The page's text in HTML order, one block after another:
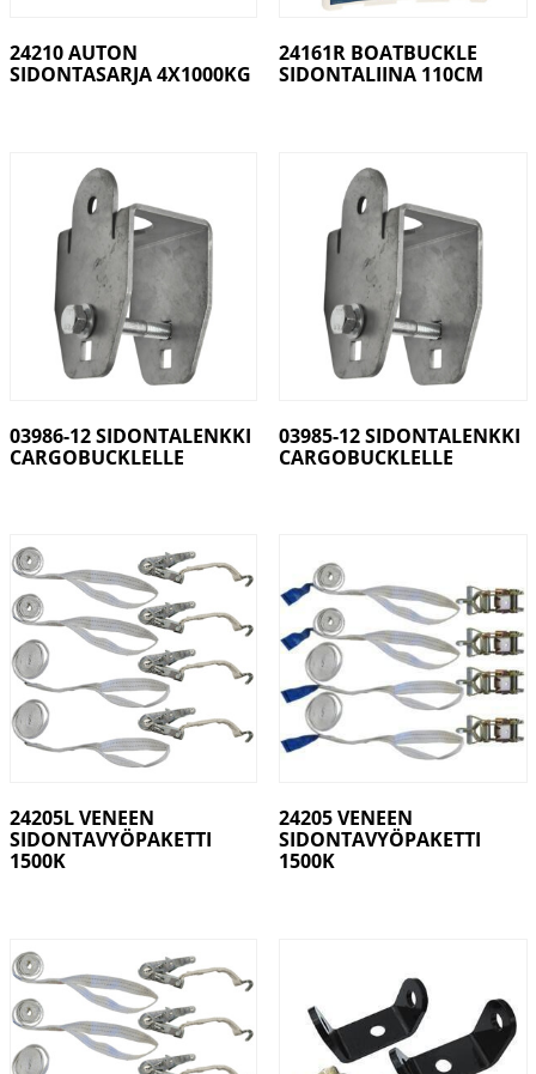
24210 AUTON
SIDONTASARJA 4X1000KG
24161R BOATBUCKLE
SIDONTALIINA 110CM
03986-12 SIDONTALENKKI
CARGOBUCKLELLE
03985-12 SIDONTALENKKI
CARGOBUCKLELLE
24205L VENEEN
SIDONTAVYÖPAKETTI
1500K
24205 VENEEN
SIDONTAVYÖPAKETTI
1500K